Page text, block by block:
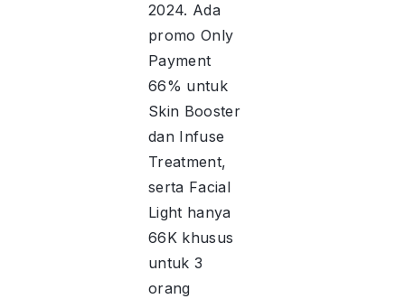
2024. Ada
promo Only
Payment
66% untuk
Skin Booster
dan Infuse
Treatment,
serta Facial
Light hanya
66K khusus
untuk 3
orang